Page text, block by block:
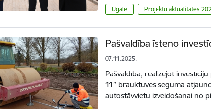
Ugāle Projektu aktualitātes
Pašvaldība īsteno
07.11.2025.
Pašvaldība, realizējot
11” brauktuves seguma
autostāvvietu izveidošanai no